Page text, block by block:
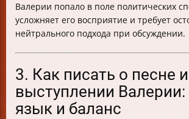
Валерии попало в поле политических
усложняет его восприятие и требует
нейтрального подхода при обсуждении.
3. Как писать о песне и
выступлении Валерии:
язык и баланс